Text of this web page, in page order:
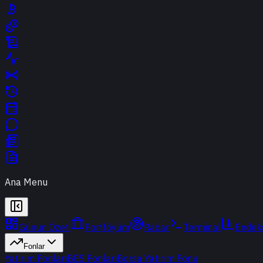
Ana Menu
Günün Özeti Portföyüm Radar Terminal
Fonlar
Yatırım FonlarıBES FonlarıBorsa Yatırım Fonu